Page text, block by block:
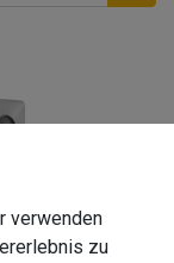
verwenden
zu